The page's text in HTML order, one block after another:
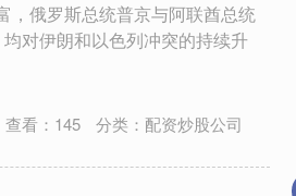
，俄罗斯总统普京与阿联酋总统
对伊朗和以色列冲突的持续升
查看： 145 分类： 配资炒股公司